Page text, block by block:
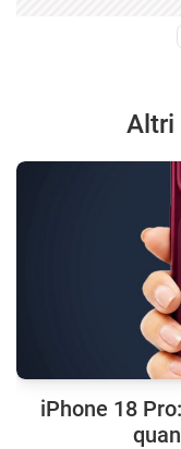
Altri
iPhone 18